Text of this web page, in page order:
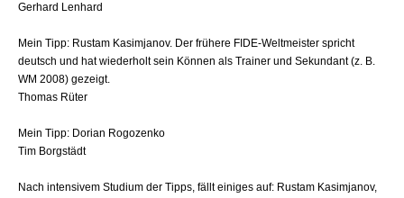
Gerhard Lenhard
Mein Tipp: Rustam Kasimjanov. Der frühere FIDE-Weltmeister spricht
deutsch und hat wiederholt sein Können als Trainer und Sekundant (z. B.
WM 2008) gezeigt.
Thomas Rüter
Mein Tipp: Dorian Rogozenko
Tim Borgstädt
Nach intensivem Studium der Tipps, fällt einiges auf: Rustam Kasimjanov,